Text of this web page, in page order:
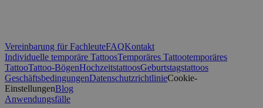
Vereinbarung für FachleuteFAQKontakt
Individuelle temporäre TattoosTemporäres Tattootemporäres
TattooTattoo-BögenHochzeitstattoosGeburtstagstattoos
GeschäftsbedingungenDatenschutzrichtlinieCookie-
EinstellungenBlog
Anwendungsfälle
_tt_enable_cookie .yatatu.com
2 Monate 4
CookieScriptConsent